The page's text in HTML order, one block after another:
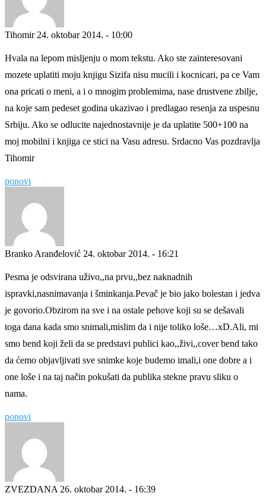
Tihomir 24. oktobar 2014. - 10:00
Hvala na lepom misljenju o mom tekstu. Ako ste zainteresovani
mozete uplatiti moju knjigu Sizifa nisu mucili i kocnicari, pa ce Vam
ona pricati o meni, a i o mnogim problemima, nase drustvene zbilje,
na koje sam pedeset godina ukazivao i predlagao resenja za uspesnu
Srbiju. Ako se odlucite najednostavnije je da uplatite 500+100 na
moj mobilni i knjiga ce stici na Vasu adresu. Srdacno Vas pozdravlja
Tihomir
ponovi
Branko Aranđelović 24. oktobar 2014. - 16:21
Pesma je odsvirana uživo,,na prvu,,bez naknadnih
ispravki,nasnimavanja i šminkanja.Pevač je bio jako bolestan i jedva
je govorio.Obzirom na sve i na ostale pehove koji su se dešavali
toga dana kada smo snimali,mislim da i nije toliko loše…xD.Ali, mi
smo bend koji želi da se predstavi publici kao,,živi,,cover bend tako
da ćemo objavljivati sve snimke koje budemo imali,i one dobre a i
one loše i na taj način pokušati da publika stekne pravu sliku o
nama.
ponovi
ZVEZDANA 26. oktobar 2014. - 16:39